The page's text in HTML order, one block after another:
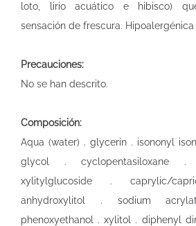
loto, lirio acuático e hibisco)
sensación de frescura.
Precauciones:
No se han descrito.
Composición:
Aqua (water) . glycerin . isononyl
glycol . cyclopentasiloxane
xylitylglucoside . caprylic/
anhydroxylitol . sodium
phenoxyethanol . xylitol . diphenyl